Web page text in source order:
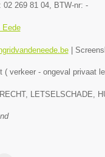
02 269 81 04, BTW-nr: -
Eede
|
( verkeer - ongeval privaat
LETSELSCHADE,